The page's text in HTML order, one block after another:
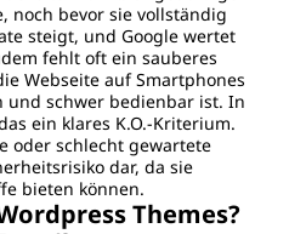
noch bevor sie vollständig
steigt, und Google wertet
fehlt oft ein sauberes
Webseite auf Smartphones
und schwer bedienbar ist. In
ein klares K.O.-Kriterium.
oder schlecht gewartete
dar, da sie
bieten können.
Themes?